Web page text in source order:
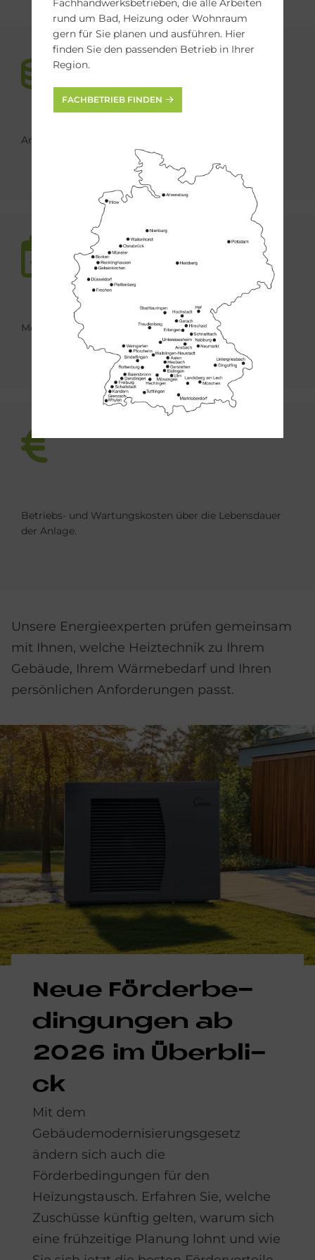
Anschaffungskosten der neuen Heizung
Mögliche Förderung
Betriebs- und Wartungskosten über die Lebensdauer
der Anlage.
Unsere Energieexperten prüfen gemeinsam
mit Ihnen, welche Heiztechnik zu Ihrem
Gebäude, Ihrem Wärmebedarf und Ihren
persönlichen Anforderungen passt.
Neue För­der­be­
din­gun­gen ab
2026 im Über­bli­
ck
Mit dem
Gebäudemodernisierungsgesetz
ändern sich auch die
Förderbedingungen für den
Heizungstausch. Erfahren Sie, welche
Zuschüsse künftig gelten, warum sich
eine frühzeitige Planung lohnt und wie
Fachhandwerksbetrieben, die alle Arbeiten
rund um Bad, Heizung oder Wohnraum
gern für Sie planen und ausführen. Hier
finden Sie den passenden Betrieb in Ihrer
Region.
FACHBETRIEB FINDEN